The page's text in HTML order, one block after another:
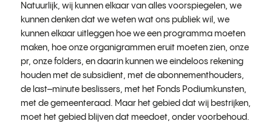
Natuurlijk, wij kunnen elkaar van alles voorspiegelen, we
kunnen denken dat we weten wat ons publiek wil, we
kunnen elkaar uitleggen hoe we een programma moeten
maken, hoe onze organigrammen eruit moeten zien, onze
pr, onze folders, en daarin kunnen we eindeloos rekening
houden met de subsidient, met de abonnementhouders,
de last–minute beslissers, met het Fonds Podiumkunsten,
met de gemeenteraad. Maar het gebied dat wij bestrijken,
moet het gebied blijven dat meedoet, onder voorbehoud.